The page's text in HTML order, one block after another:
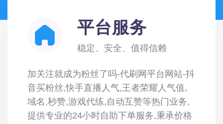
平台服务
稳定、安全、值得信赖
加关注就成为粉丝了吗-代刷网平台网站-抖
音买粉丝,快手直播人气,王者荣耀人气值,
域名,秒赞,游戏代练,自动互赞等热门业务,
提供专业的24小时自助下单服务,秉承价格